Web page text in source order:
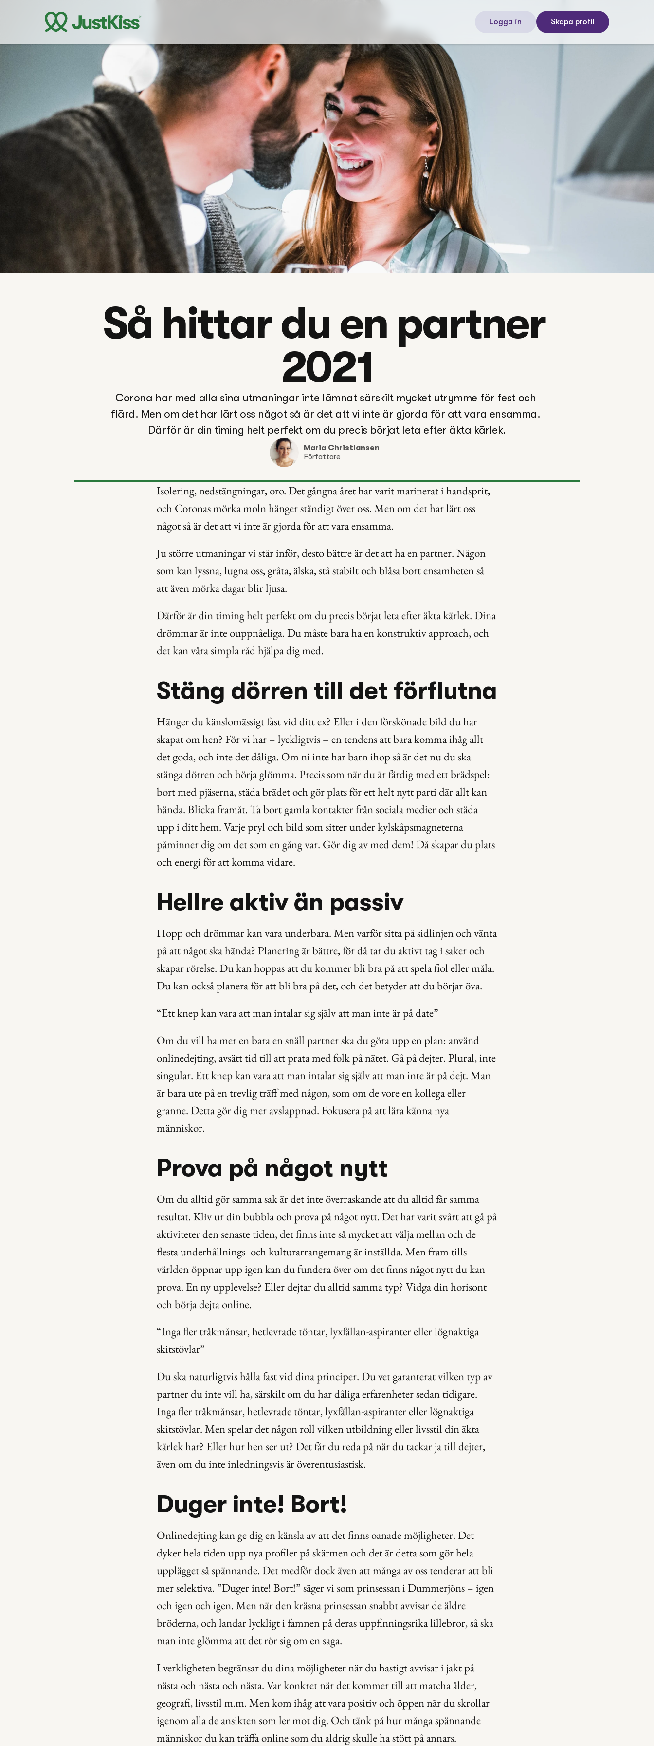
Logga in Skapa profil
Så hittar du en partner
2021
Corona har med alla sina utmaningar inte lämnat särskilt mycket utrymme för fest och
flärd. Men om det har lärt oss något så är det att vi inte är gjorda för att vara ensamma.
Därför är din timing helt perfekt om du precis börjat leta efter äkta kärlek.
Maria Christiansen
Författare
Isolering, nedstängningar, oro. Det gångna året har varit marinerat i handsprit,
och Coronas mörka moln hänger ständigt över oss. Men om det har lärt oss
något så är det att vi inte är gjorda för att vara ensamma.
Ju större utmaningar vi står inför, desto bättre är det att ha en partner. Någon
som kan lyssna, lugna oss, gråta, älska, stå stabilt och blåsa bort ensamheten så
att även mörka dagar blir ljusa.
Därför är din timing helt perfekt om du precis börjat leta efter äkta kärlek. Dina
drömmar är inte ouppnåeliga. Du måste bara ha en konstruktiv approach, och
det kan våra simpla råd hjälpa dig med.
Stäng dörren till det förflutna
Hänger du känslomässigt fast vid ditt ex? Eller i den förskönade bild du har
skapat om hen? För vi har – lyckligtvis – en tendens att bara komma ihåg allt
det goda, och inte det dåliga. Om ni inte har barn ihop så är det nu du ska
stänga dörren och börja glömma. Precis som när du är färdig med ett brädspel:
bort med pjäserna, städa brädet och gör plats för ett helt nytt parti där allt kan
hända. Blicka framåt. Ta bort gamla kontakter från sociala medier och städa
upp i ditt hem. Varje pryl och bild som sitter under kylskåpsmagneterna
påminner dig om det som en gång var. Gör dig av med dem! Då skapar du plats
och energi för att komma vidare.
Hellre aktiv än passiv
Hopp och drömmar kan vara underbara. Men varför sitta på sidlinjen och vänta
på att något ska hända? Planering är bättre, för då tar du aktivt tag i saker och
skapar rörelse. Du kan hoppas att du kommer bli bra på att spela fiol eller måla.
Du kan också planera för att bli bra på det, och det betyder att du börjar öva.
“Ett knep kan vara att man intalar sig själv att man inte är på date”
Om du vill ha mer en bara en snäll partner ska du göra upp en plan: använd
onlinedejting, avsätt tid till att prata med folk på nätet. Gå på dejter. Plural, inte
singular. Ett knep kan vara att man intalar sig själv att man inte är på dejt. Man
är bara ute på en trevlig träff med någon, som om de vore en kollega eller
granne. Detta gör dig mer avslappnad. Fokusera på att lära känna nya
människor.
Prova på något nytt
Om du alltid gör samma sak är det inte överraskande att du alltid får samma
resultat. Kliv ur din bubbla och prova på något nytt. Det har varit svårt att gå på
aktiviteter den senaste tiden, det finns inte så mycket att välja mellan och de
flesta underhållnings- och kulturarrangemang är inställda. Men fram tills
världen öppnar upp igen kan du fundera över om det finns något nytt du kan
prova. En ny upplevelse? Eller dejtar du alltid samma typ? Vidga din horisont
och börja dejta online.
“Inga fler tråkmånsar, hetlevrade töntar, lyxfällan-aspiranter eller lögnaktiga
skitstövlar”
Du ska naturligtvis hålla fast vid dina principer. Du vet garanterat vilken typ av
partner du inte vill ha, särskilt om du har dåliga erfarenheter sedan tidigare.
Inga fler tråkmånsar, hetlevrade töntar, lyxfällan-aspiranter eller lögnaktiga
skitstövlar. Men spelar det någon roll vilken utbildning eller livsstil din äkta
kärlek har? Eller hur hen ser ut? Det får du reda på när du tackar ja till dejter,
även om du inte inledningsvis är överentusiastisk.
Duger inte! Bort!
Onlinedejting kan ge dig en känsla av att det finns oanade möjligheter. Det
dyker hela tiden upp nya profiler på skärmen och det är detta som gör hela
upplägget så spännande. Det medför dock även att många av oss tenderar att bli
mer selektiva. ”Duger inte! Bort!” säger vi som prinsessan i Dummerjöns – igen
och igen och igen. Men när den kräsna prinsessan snabbt avvisar de äldre
bröderna, och landar lyckligt i famnen på deras uppfinningsrika lillebror, så ska
man inte glömma att det rör sig om en saga.
I verkligheten begränsar du dina möjligheter när du hastigt avvisar i jakt på
nästa och nästa och nästa. Var konkret när det kommer till att matcha ålder,
geografi, livsstil m.m. Men kom ihåg att vara positiv och öppen när du skrollar
igenom alla de ansikten som ler mot dig. Och tänk på hur många spännande
människor du kan träffa online som du aldrig skulle ha stött på annars.